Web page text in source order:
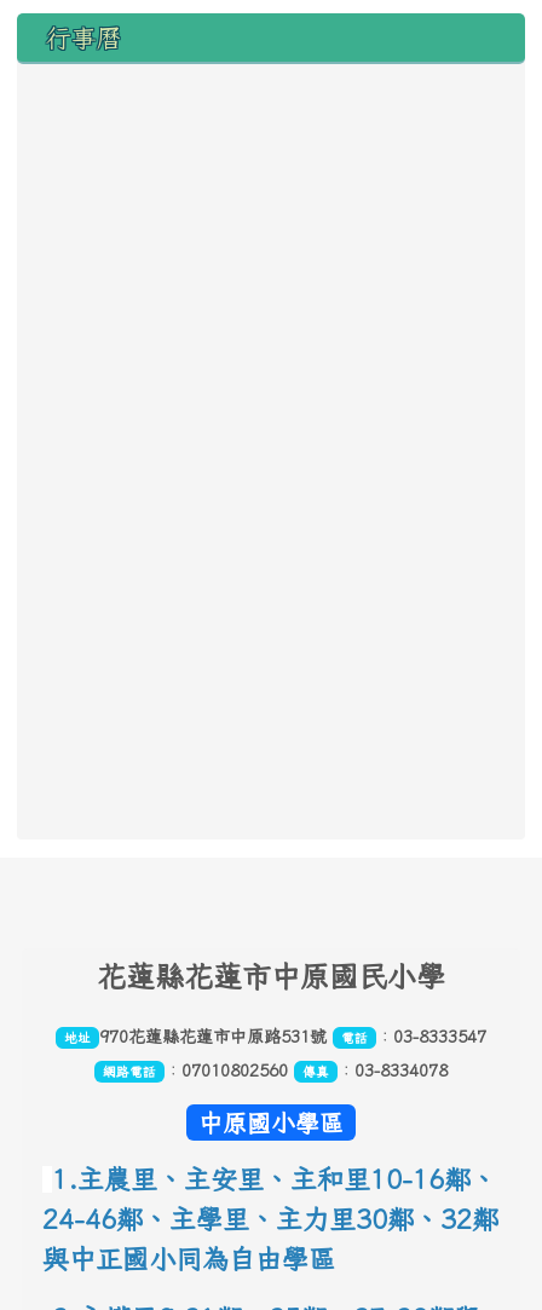
行事曆
花蓮縣花蓮市中原國民小學
地址 970花蓮縣花蓮市中原路531號 電話 ： 03-8333547
網路電話 ： 07010802560 傳真 ： 03-8334078
中原國小學區
1.主農里、主安里、主和里10-16鄰 、
24-46鄰、主學里、主力里30鄰 、 32鄰
與中正國小同為自由學區